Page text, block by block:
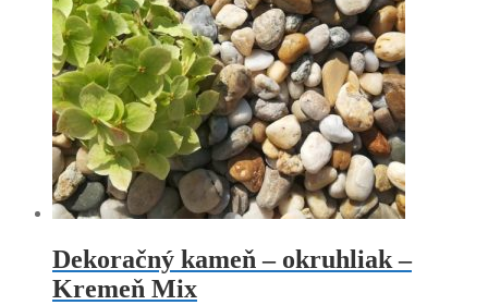
Dekoračný kameň – okruhliak –
Kremeň Mix